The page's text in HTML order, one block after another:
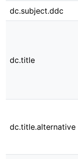
dc.subject.ddc
dc.title
dc.title.alternative